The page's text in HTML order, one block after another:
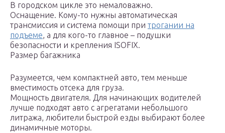
В городском цикле это немаловажно.
Оснащение. Кому-то нужны автоматическая
трансмиссия и система помощи при трогании на
подъеме, а для кого-то главное – подушки
безопасности и крепления ISOFIX.
Размер багажника
Разумеется, чем компактней авто, тем меньше
вместимость отсека для груза.
Мощность двигателя. Для начинающих водителей
лучше подходят авто с агрегатами небольшого
литража, любители быстрой езды выбирают более
динамичные моторы.